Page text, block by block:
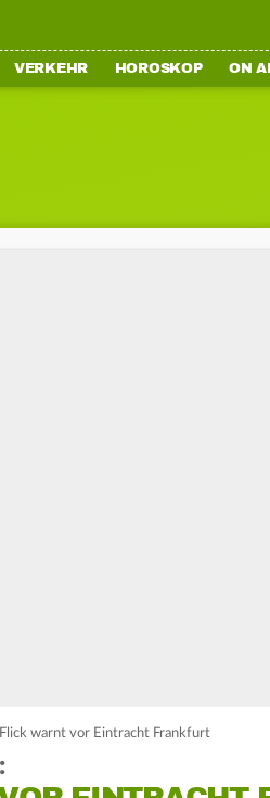
VERKEHR HOROSKOP ON
warnt vor Eintracht Frankfurt